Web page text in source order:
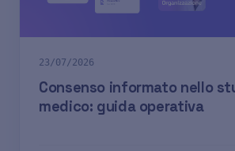
23/07/2026
Consenso informato nello
medico: guida operativa